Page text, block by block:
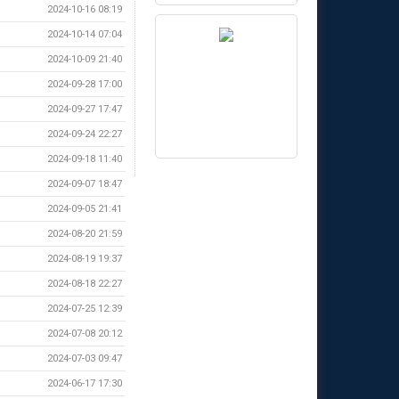
2024-10-16 08:19
2024-10-14 07:04
2024-10-09 21:40
2024-09-28 17:00
2024-09-27 17:47
2024-09-24 22:27
2024-09-18 11:40
2024-09-07 18:47
2024-09-05 21:41
2024-08-20 21:59
2024-08-19 19:37
2024-08-18 22:27
2024-07-25 12:39
2024-07-08 20:12
2024-07-03 09:47
2024-06-17 17:30